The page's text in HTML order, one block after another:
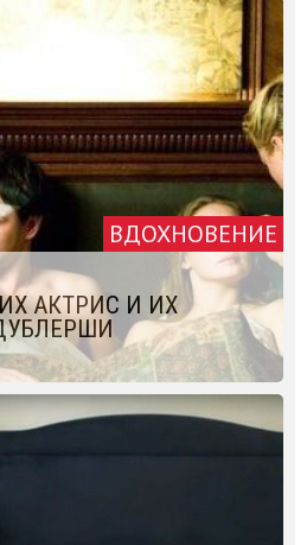
ВДОХНОВЕНИЕ
АКТРИС И ИХ